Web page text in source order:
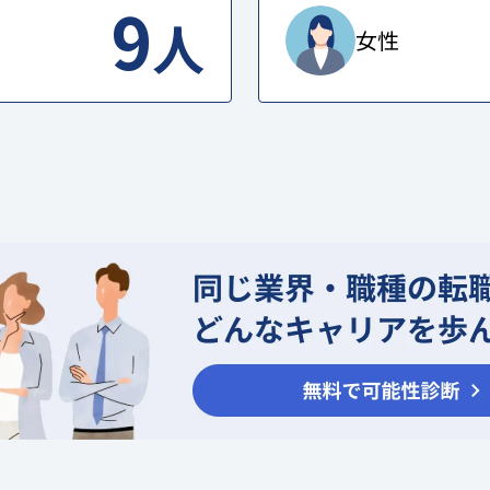
9人 女性